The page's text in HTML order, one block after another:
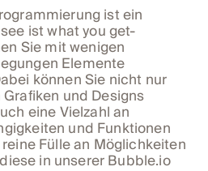
ist ein
ist what you get-
Sie mit wenigen
Elemente
können Sie nicht nur
und Designs
eine Vielzahl an
und Funktionen
Fülle an Möglichkeiten
in unserer Bubble.io